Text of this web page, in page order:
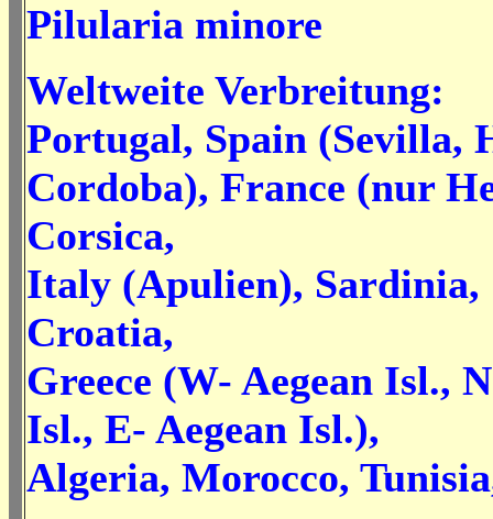
Pilularia minore
Weltweite Verbreitung:
Portugal, Spain (Sevilla,
Cordoba), France (nur
Corsica,
Italy (Apulien), Sardinia,
Croatia,
Greece (W- Aegean Isl.,
Isl., E- Aegean Isl.),
Algeria, Morocco,